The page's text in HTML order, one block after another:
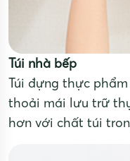
Túi nhà bếp
Túi đựng thực
thoải mái lưu trữ
hơn với chất túi